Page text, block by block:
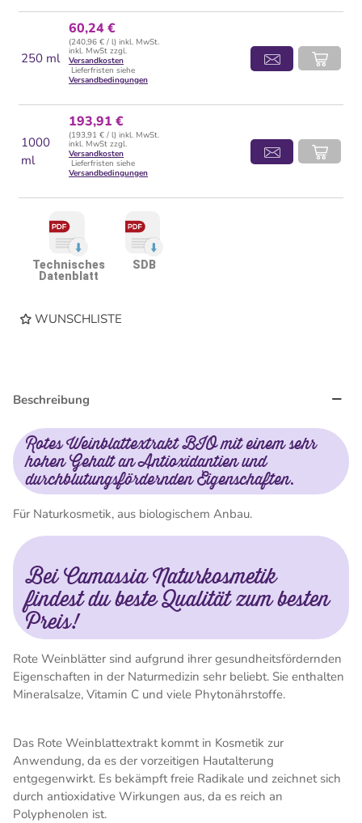
250 ml
60,24 €
(240,96 € / l) inkl. MwSt.
inkl. MwSt zzgl.
Versandkosten
Lieferfristen siehe
Versandbedingungen
1000
ml
193,91 €
(193,91 € / l) inkl. MwSt.
inkl. MwSt zzgl.
Versandkosten
Lieferfristen siehe
Versandbedingungen
Technisches
Datenblatt
SDB
WUNSCHLISTE
Beschreibung
Rotes Weinblattextrakt BIO mit einem sehr
hohen Gehalt an Antioxidantien und
durchblutungsfördernden Eigenschaften.
Für Naturkosmetik, aus biologischem Anbau.
Bei Camassia Naturkosmetik
findest du beste Qualität zum besten
Preis!
Rote Weinblätter sind aufgrund ihrer gesundheitsfördernden
Eigenschaften in der Naturmedizin sehr beliebt. Sie enthalten
Mineralsalze, Vitamin C und viele Phytonährstoffe.
Das Rote Weinblattextrakt kommt in Kosmetik zur
Anwendung, da es der vorzeitigen Hautalterung
entgegenwirkt. Es bekämpft freie Radikale und zeichnet sich
durch antioxidative Wirkungen aus, da es reich an
Polyphenolen ist.